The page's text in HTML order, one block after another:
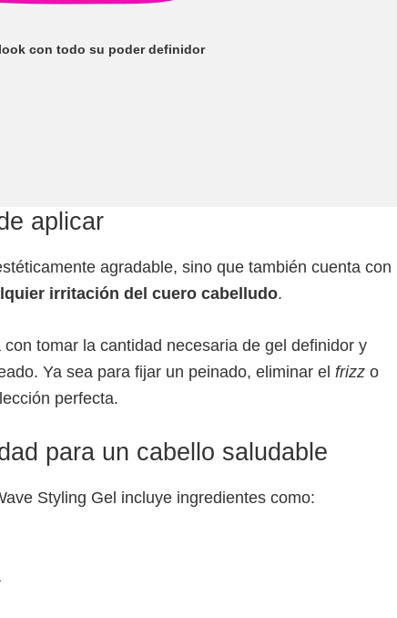
con todo su poder definidor
aplicar
agradable, sino que también cuenta con
irritación del cuero cabelludo.
con tomar la cantidad necesaria de gel definidor y
Ya sea para fijar un peinado, eliminar el frizz o
perfecta.
para un cabello saludable
Styling Gel incluye ingredientes como: